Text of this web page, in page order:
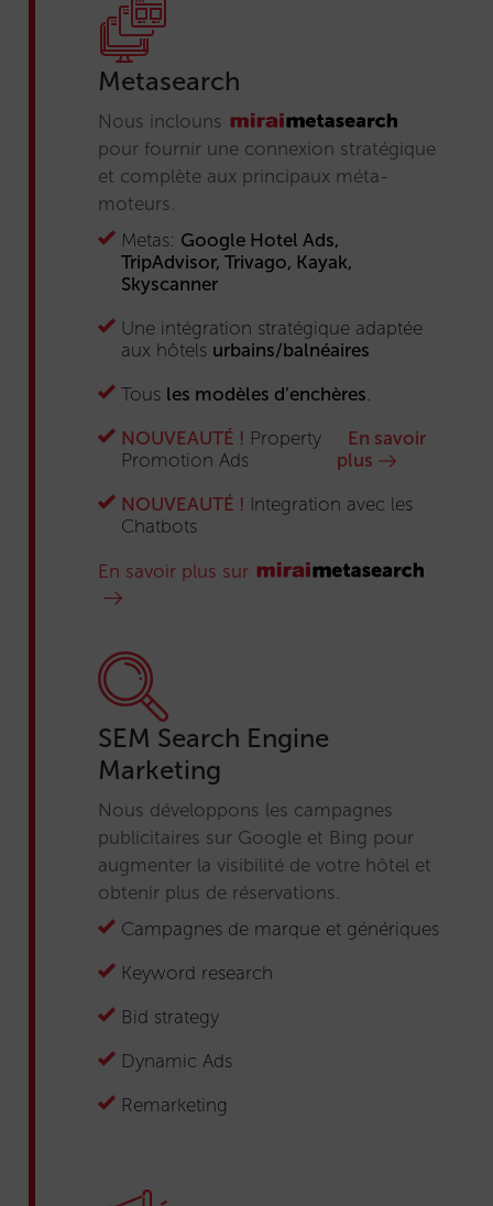
Metasearch
Nous inclouns
pour fournir une connexion stratégique
et complète aux principaux méta-
moteurs.
Metas: Google Hotel Ads,
TripAdvisor, Trivago, Kayak,
Skyscanner
Une intégration stratégique adaptée
aux hôtels urbains/balnéaires
Tous les modèles d’enchères.
NOUVEAUTÉ ! Property
Promotion Ads
En savoir
plus
NOUVEAUTÉ ! Integration avec les
Chatbots
En savoir plus sur
SEM Search Engine
Marketing
Nous développons les campagnes
publicitaires sur Google et Bing pour
augmenter la visibilité de votre hôtel et
obtenir plus de réservations.
Campagnes de marque et génériques
Keyword research
Bid strategy
Dynamic Ads
Remarketing